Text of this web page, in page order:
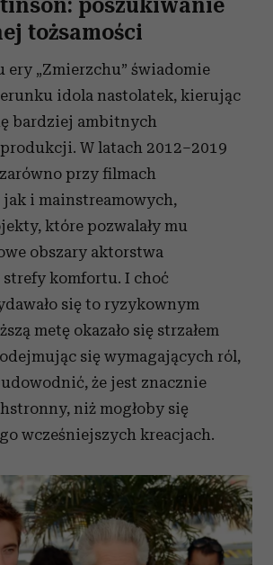
poszukiwanie
tożsamości
ery „Zmierzchu” świadomie
idola nastolatek, kierując
bardziej ambitnych
W latach 2012–2019
przy filmach
i mainstreamowych,
które pozwalały mu
obszary aktorstwa
komfortu. I choć
się to ryzykownym
metę okazało się strzałem
się wymagających ról,
udowodnić, że jest znacznie
niż mogłoby się
wcześniejszych kreacjach.